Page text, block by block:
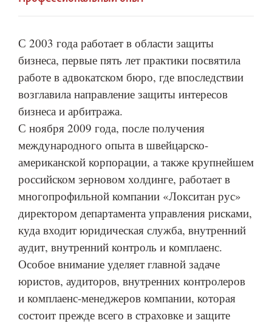
С 2003 года работает в области защиты
бизнеса, первые пять лет практики посвятила
работе в адвокатском бюро, где впоследствии
возглавила направление защиты интересов
бизнеса и арбитража.
С ноября 2009 года, после получения
международного опыта в швейцарско-
американской корпорации, а также крупнейшем
российском зерновом холдинге, работает в
многопрофильной компании «Локситан рус»
директором департамента управления рисками,
куда входит юридическая служба, внутренний
аудит, внутренний контроль и комплаенс.
Особое внимание уделяет главной задаче
юристов, аудиторов, внутренних контролеров
и комплаенс-менеджеров компании, которая
состоит прежде всего в страховке и защите